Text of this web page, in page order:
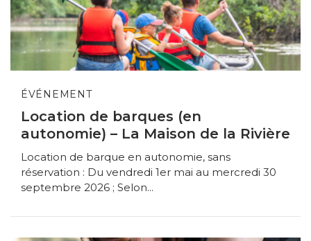
ÉVÉNEMENT
Location de barques (en
autonomie) – La Maison de la Rivière
Location de barque en autonomie, sans
réservation : Du vendredi 1er mai au mercredi 30
septembre 2026 ; Selon...